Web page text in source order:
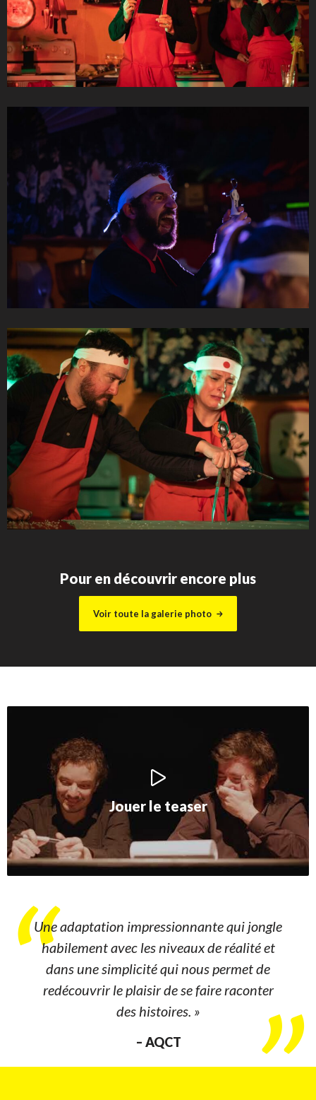
Pour en découvrir encore plus
Voir toute la galerie photo
Jouer le teaser
Une adaptation impressionnante qui jongle
habilement avec les niveaux de réalité et
dans une simplicité qui nous permet de
redécouvrir le plaisir de se faire raconter
des histoires. »
– AQCT